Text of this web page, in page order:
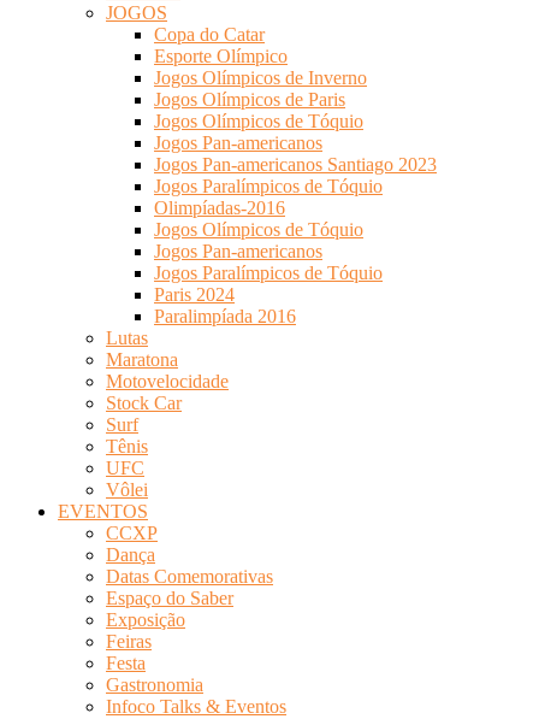
JOGOS
Copa do Catar
Esporte Olímpico
Jogos Olímpicos de Inverno
Jogos Olímpicos de Paris
Jogos Olímpicos de Tóquio
Jogos Pan-americanos
Jogos Pan-americanos Santiago 2023
Jogos Paralímpicos de Tóquio
Olimpíadas-2016
Jogos Olímpicos de Tóquio
Jogos Pan-americanos
Jogos Paralímpicos de Tóquio
Paris 2024
Paralimpíada 2016
Lutas
Maratona
Motovelocidade
Stock Car
Surf
Tênis
UFC
Vôlei
EVENTOS
CCXP
Dança
Datas Comemorativas
Espaço do Saber
Exposição
Feiras
Festa
Gastronomia
Infoco Talks & Eventos